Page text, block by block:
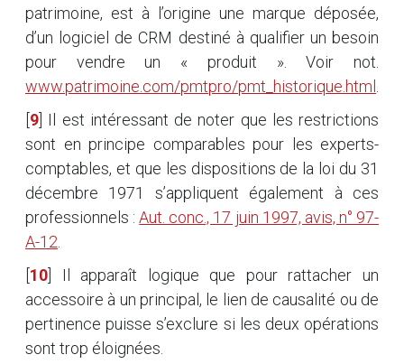
patrimoine, est à l’origine une marque déposée,
d’un logiciel de CRM destiné à qualifier un besoin
pour vendre un « produit ». Voir not.
www.patrimoine.com/pmtpro/pmt_historique.html
9 Il est intéressant de noter que les restrictions
sont en principe comparables pour les experts-
comptables, et que les dispositions de la loi du 31
décembre 1971 s’appliquent également à ces
professionnels :Aut. conc., 17 juin 1997, avis, n° 97-
A-12
10
Il apparaît logique que pour rattacher un
accessoire à un principal, le lien de causalité ou de
pertinence puisse s’exclure si les deux opérations
sont trop éloignées.